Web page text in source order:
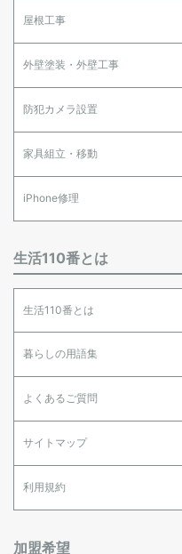
屋根工事
外壁塗装・外壁工事
防犯カメラ設置
家具組立・移動
iPhone修理
生活110番とは
生活110番とは
暮らしの用語集
よくあるご質問
サイトマップ
利用規約
加盟希望